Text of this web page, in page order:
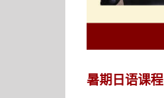
暑期日语课程